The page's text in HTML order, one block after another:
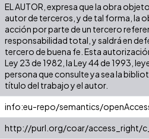
EL AUTOR, expresa que la obra
autor de terceros, y de tal forma, la
acción por parte de un tercero
responsabilidad total, y saldrá en
tercero de buena fe. Esta
Ley 23 de 1982, la Ley 44 de 1993,
persona que consulte ya sea la
título del trabajo y el autor.
info:eu-repo/semantics/
http://purl.org/coar/access_right/